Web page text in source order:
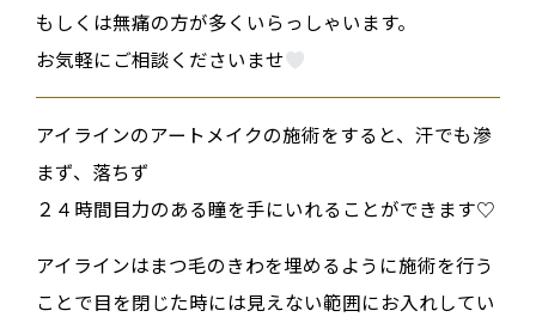
もしくは無痛の方が多くいらっしゃいます。
お気軽にご相談くださいませ
アイラインのアートメイクの施術をすると、汗でも滲
まず、落ちず
２４時間目力のある瞳を手にいれることができます♡
アイラインはまつ毛のきわを埋めるように施術を行う
ことで目を閉じた時には見えない範囲にお入れしてい